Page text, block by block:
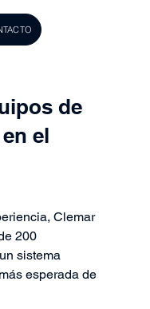
de
el
Clemar
200
sistema
esperada de